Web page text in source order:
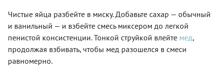
Чистые яйца разбейте в миску. Добавьте сахар — обычный
и ванильный — и взбейте смесь миксером до легкой
пенистой консистенции. Тонкой струйкой влейте мед,
продолжая взбивать, чтобы мед разошелся в смеси
равномерно.